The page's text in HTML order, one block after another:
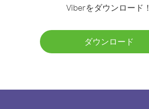
Viberをダウンロード！
ダウンロード